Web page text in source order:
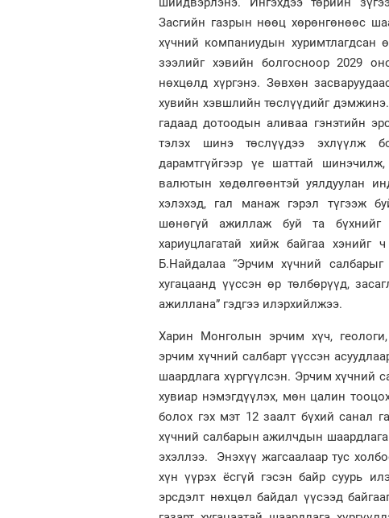
Засгийн газрын нөөц хөрөнгөнөөс
хүчний компаниудын хуримтлагдсан
зээлийг хэвийн болгосноор 2029
нөхцөлд хүргэнэ. Зөвхөн
хувийн хэвшлийн төслүүдийг
гадаад дотоодын аливаа гэнэтийн
тэлэх шинэ төслүүдээ эхлүүлж
дарамтгүйгээр үе шаттай
валютын хөдөлгөөнтэй уялдуулан
хэлэхэд, гал манаж гэрэл түгээж
шөнөгүй ажиллаж буй та
хариуцлагатай хийж байгаа
Б.Найдалаа “Эрчим хүчний
хугацаанд үүссэн өр төлбөрүүд,
ажиллана” гэдгээ илэрхийлжээ.
Харин Монголын эрчим хүч,
эрчим хүчний салбарт үүссэн
шаардлага хүргүүлсэн. Эрчим хүчний
хувиар нэмэгдүүлэх, мөн цалин
болох гэх мэт 12 заалт бүхий санал
хүчний салбарын ажилчдын
эхэллээ. Энэхүү жагсаалаар тус
хүн үүрэх ёсгүй гэсэн байр суурь
эрсдэлт нөхцөл байдал үүсээд